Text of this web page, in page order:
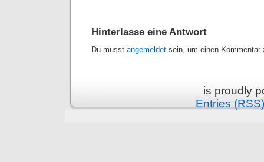
Hinterlasse eine Antwort
Du musst angemeldet sein, um einen Kommentar
is proudly
Entries (RSS)